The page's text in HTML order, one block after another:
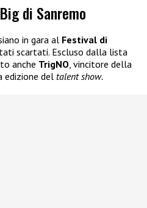
di Sanremo
in gara al Festival di
scartati. Escluso dalla lista
anche TrigNO, vincitore della
edizione del talent show.